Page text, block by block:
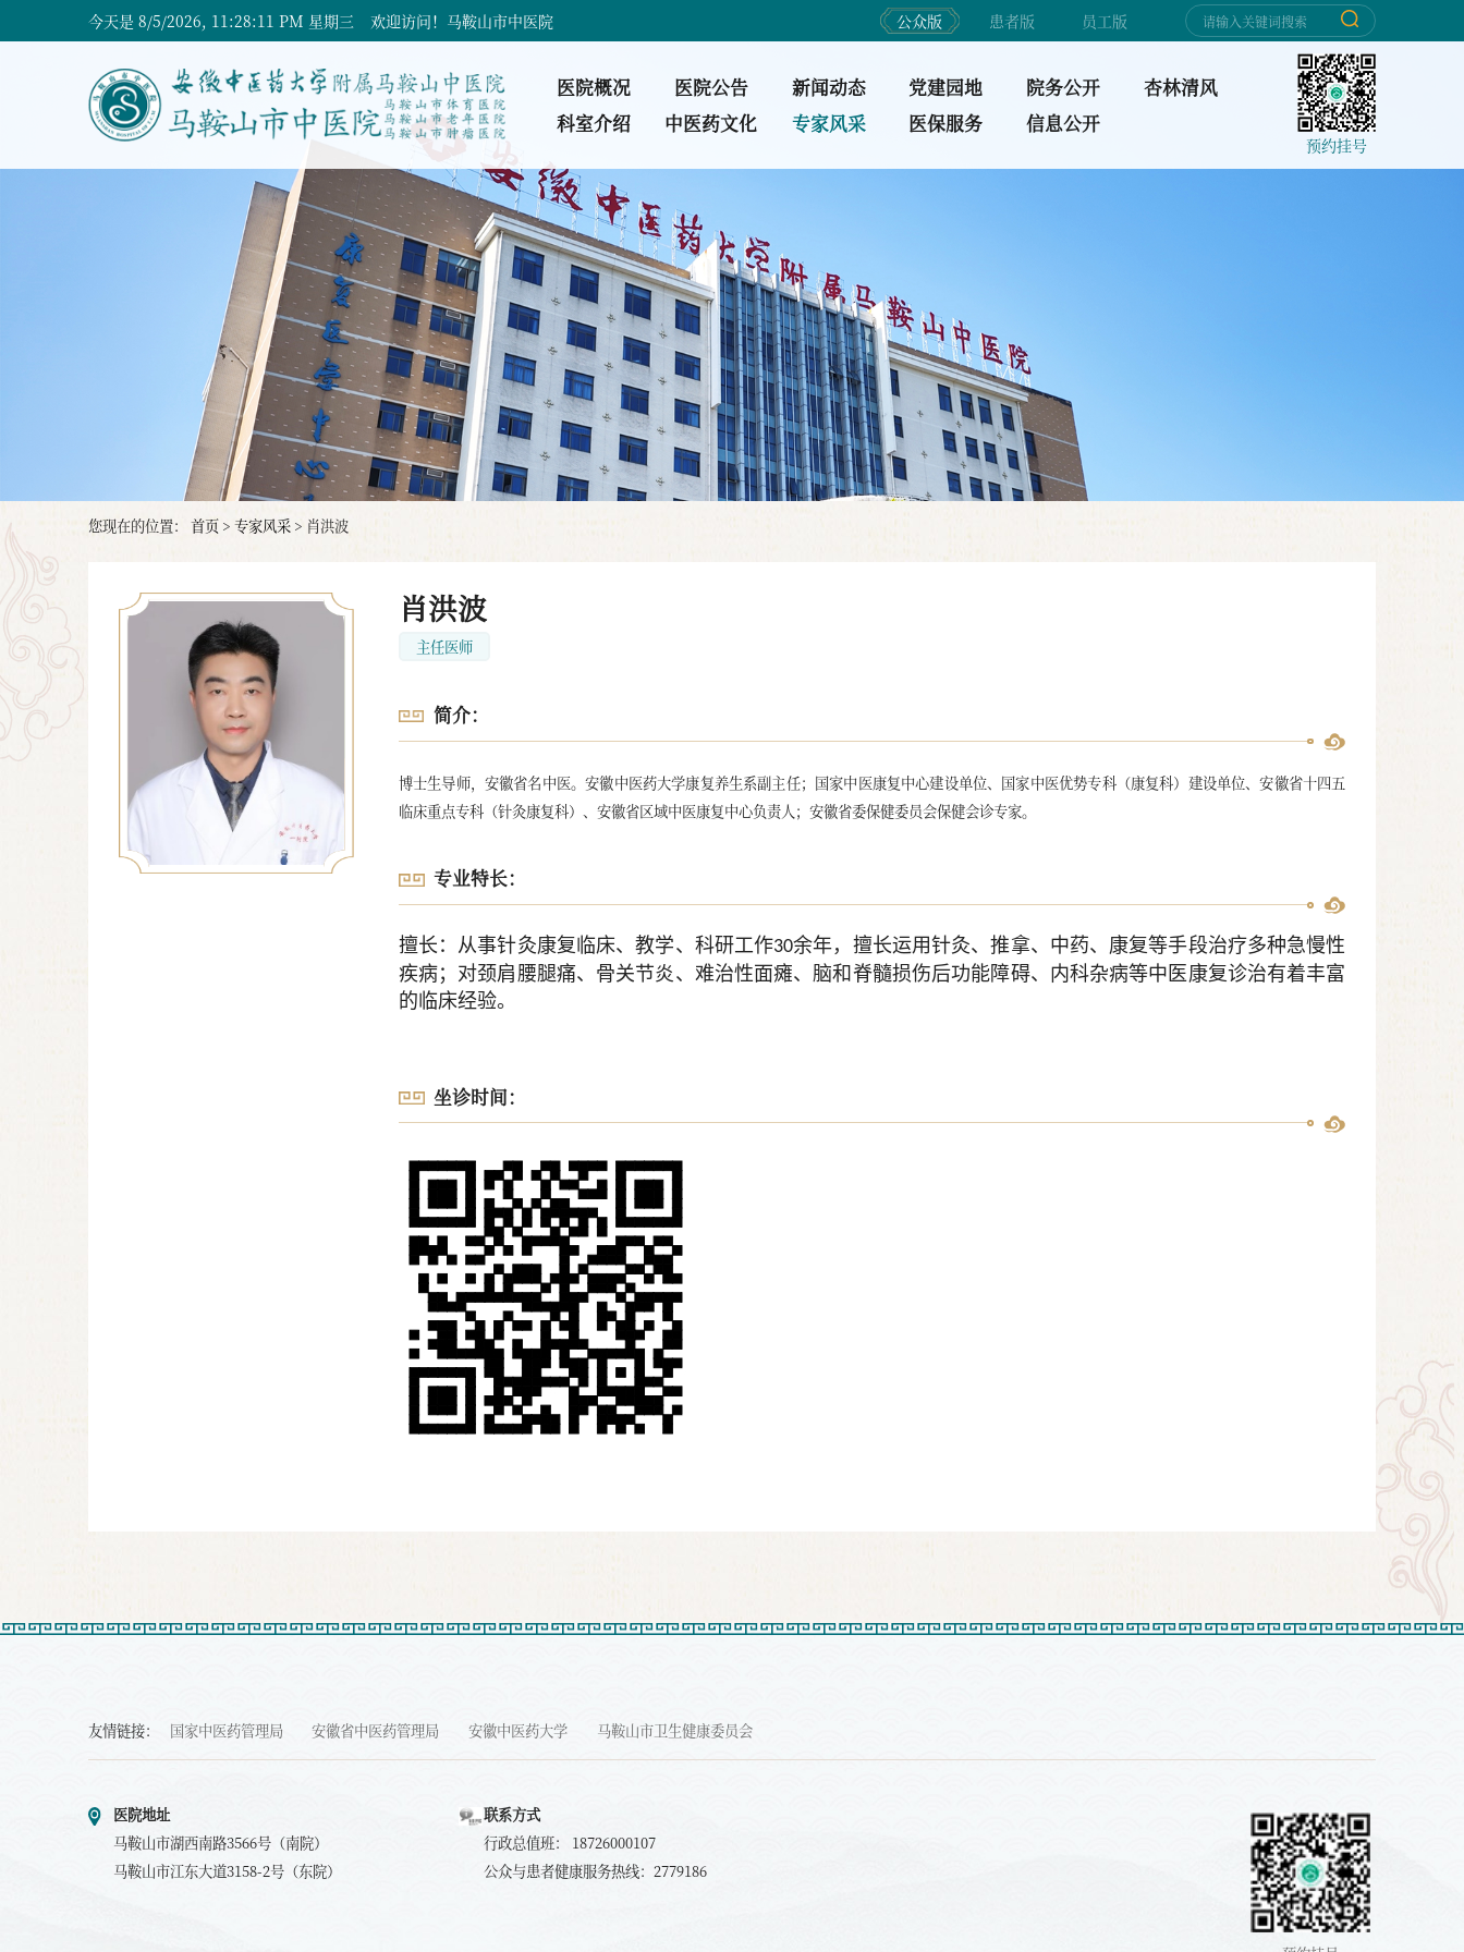
今天是 8/5/2026, 11:28:12 PM 星期三 欢迎访问！马鞍山市中医院 公众版 患者版 员工版
医院概况 医院公告 新闻动态 党建园地 院务公开
杏林清风
科室介绍
中医药文化 专家风采 医保服务 信息公开
预约挂号
您现在的位置： 首页> 专家风采> 肖洪波
肖洪波
主任医师
简介：
博士生导师，安徽省名中医。安徽中医药大学康复养生系副主任；国家中医康复中心建设单位、国家中医优势专科（康复科）建设单位、安徽省十四五
临床重点专科（针灸康复科）、安徽省区域中医康复中心负责人；安徽省委保健委员会保健会诊专家。
专业特长：
擅长：从事针灸康复临床、教学、科研工作30余年，擅长运用针灸、推拿、中药、康复等手段治疗多种急慢性
疾病；对颈肩腰腿痛、骨关节炎、难治性面瘫、脑和脊髓损伤后功能障碍、内科杂病等中医康复诊治有着丰富
的临床经验。
坐诊时间：
友情链接： 国家中医药管理局 安徽省中医药管理局 安徽中医药大学 马鞍山市卫生健康委员会
医院地址
马鞍山市湖西南路3566号（南院）
马鞍山市江东大道3158-2号（东院）
联系方式
行政总值班： 18726000107
公众与患者健康服务热线：2779186